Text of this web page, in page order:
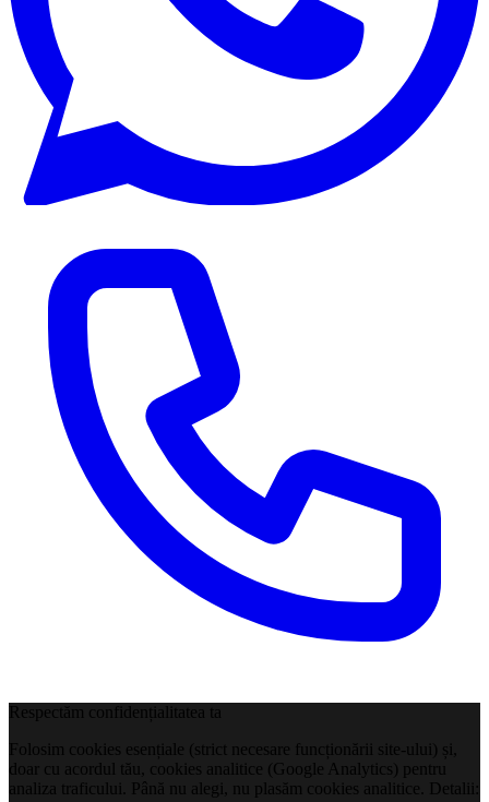
Respectăm confidențialitatea ta
Folosim cookies esențiale (strict necesare funcționării site-ului) și,
doar cu acordul tău, cookies analitice (Google Analytics) pentru
analiza traficului. Până nu alegi, nu plasăm cookies analitice. Detalii: